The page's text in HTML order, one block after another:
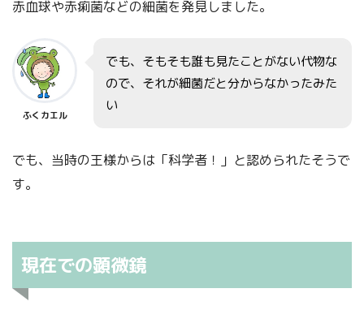
赤血球や赤痢菌などの細菌を発見しました。
ふくカエル
でも、そもそも誰も見たことがない代物な
ので、それが細菌だと分からなかったみた
い
でも、当時の王様からは「科学者！」と認められたそうで
す。
現在での顕微鏡